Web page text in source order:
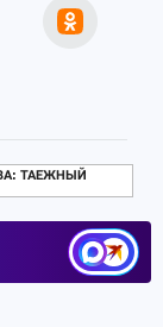
ТАЕЖНЫЙ